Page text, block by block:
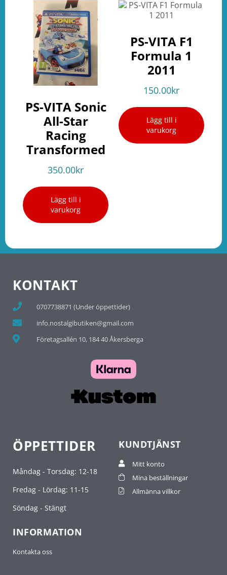
PS-VITA Sonic
All-Star
Racing
Transformed
350.00kr
Lägg till i
varukorg
PS-VITA F1
Formula 1
2011
150.00kr
Lägg till i
varukorg
KONTAKT
0707738871 (Under öppettider)
info.nostalgibutiken@gmail.com
Företagsallén 10, 184 40 Åkersberga
ÖPPETTIDER
Måndag - Torsdag: 12-18
Fredag - Lördag: 11-15
Söndag - Stängt
KUNDTJÄNST
Mitt konto
Mina beställningar
Allmänna villkor
INFORMATION
Kontakta oss